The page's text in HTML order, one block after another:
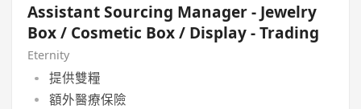
Assistant Sourcing Manager - Jewelry
Box / Cosmetic Box / Display - Trading
Eternity
提供雙糧
額外醫療保險